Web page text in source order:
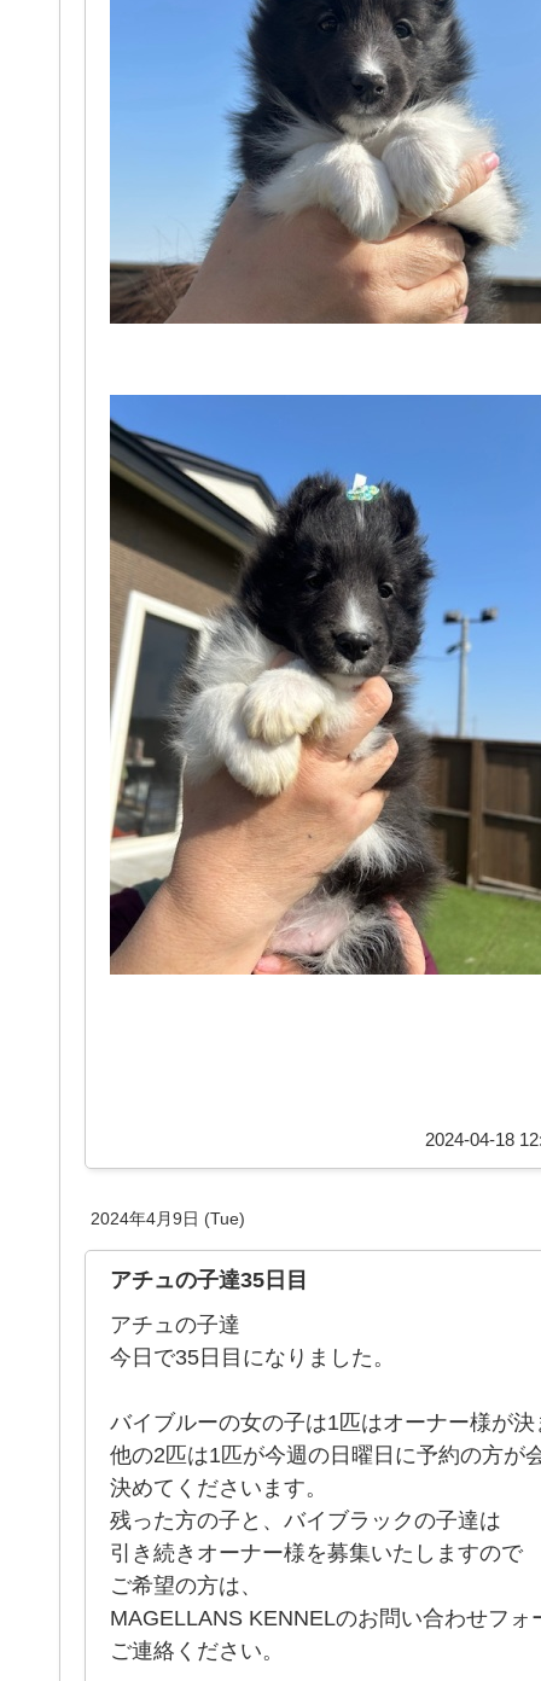
2024-04-18
2024年4月9日 (Tue)
アチュの子達35日目
アチュの子達
今日で35日目になりました。
バイブルーの女の子は1匹はオーナー様が
他の2匹は1匹が今週の日曜日に予約の方が
決めてくださいます。
残った方の子と、バイブラックの子達は
引き続きオーナー様を募集いたしますので
ご希望の方は、
MAGELLANS KENNELのお問い合わせフォ
ご連絡ください。